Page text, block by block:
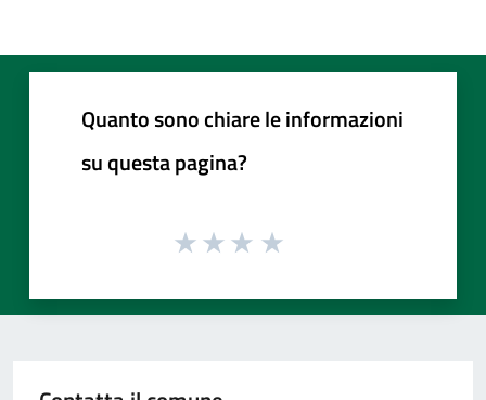
Quanto sono chiare le informazioni
su questa pagina?